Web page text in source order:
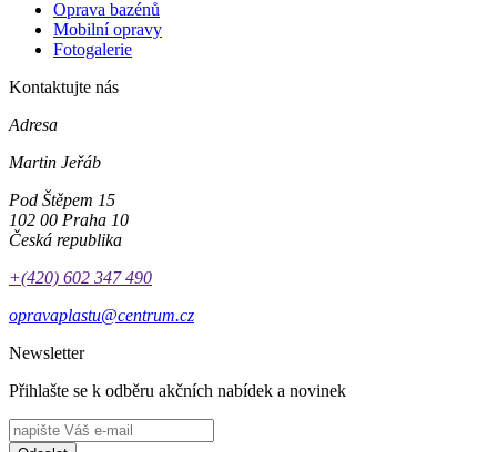
Oprava bazénů
Mobilní opravy
Fotogalerie
Kontaktujte nás
Adresa
Martin Jeřáb
Pod Štěpem 15
102 00 Praha 10
Česká republika
+(420) 602 347 490
opravaplastu@centrum.cz
Newsletter
Přihlašte se k odběru akčních nabídek a novinek